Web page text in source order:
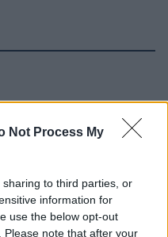
Not Process My
to third parties, or
information for
use the below opt-out
note that after your